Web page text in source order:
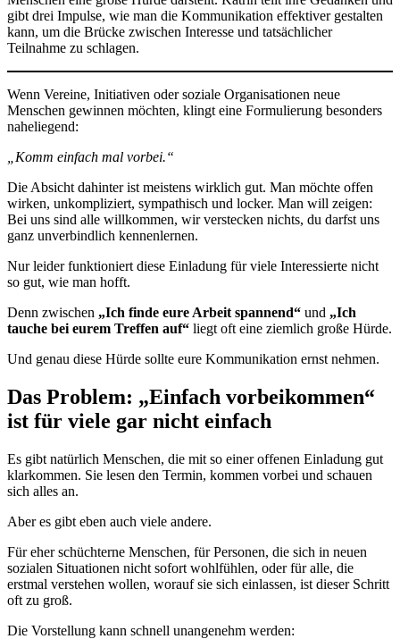
gibt drei Impulse, wie man die Kommunikation effektiver gestalten
kann, um die Brücke zwischen Interesse und tatsächlicher
Teilnahme zu schlagen.
Wenn Vereine, Initiativen oder soziale Organisationen neue
Menschen gewinnen möchten, klingt eine Formulierung besonders
naheliegend:
„Komm einfach mal vorbei.“
Die Absicht dahinter ist meistens wirklich gut. Man möchte offen
wirken, unkompliziert, sympathisch und locker. Man will zeigen:
Bei uns sind alle willkommen, wir verstecken nichts, du darfst uns
ganz unverbindlich kennenlernen.
Nur leider funktioniert diese Einladung für viele Interessierte nicht
so gut, wie man hofft.
Denn zwischen „Ich finde eure Arbeit spannend“ und „Ich
tauche bei eurem Treffen auf“ liegt oft eine ziemlich große Hürde.
Und genau diese Hürde sollte eure Kommunikation ernst nehmen.
Das Problem: „Einfach vorbeikommen“
ist für viele gar nicht einfach
Es gibt natürlich Menschen, die mit so einer offenen Einladung gut
klarkommen. Sie lesen den Termin, kommen vorbei und schauen
sich alles an.
Aber es gibt eben auch viele andere.
Für eher schüchterne Menschen, für Personen, die sich in neuen
sozialen Situationen nicht sofort wohlfühlen, oder für alle, die
erstmal verstehen wollen, worauf sie sich einlassen, ist dieser Schritt
oft zu groß.
Die Vorstellung kann schnell unangenehm werden: